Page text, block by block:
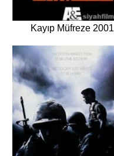
Kayıp Müfreze 2001